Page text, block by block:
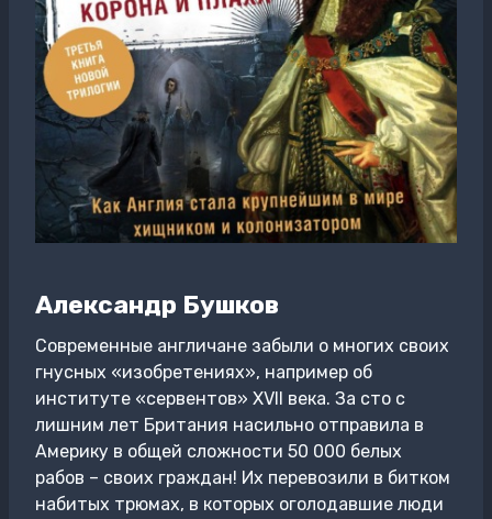
Александр Бушков
Современные англичане забыли о многих своих
гнусных «изобретениях», например об
институте «сервентов» XVII века. За сто с
лишним лет Британия насильно отправила в
Америку в общей сложности 50 000 белых
рабов – своих граждан! Их перевозили в битком
набитых трюмах, в которых оголодавшие люди